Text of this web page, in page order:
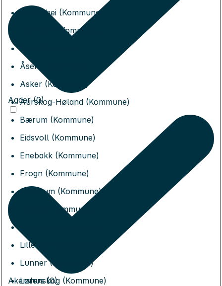
Vegårshei (Kommune)
Vennesla (Kommune)
Åseral (Kommune)
Asker (Kommune)
Aurskog-Høland (Kommune)
Bærum (Kommune)
Eidsvoll (Kommune)
Enebakk (Kommune)
Frogn (Kommune)
Gjerdrum (Kommune)
Hurdal (Kommune)
Lillestrøm (Kommune)
Lunner (Kommune)
Lørenskog (Kommune)
Agder (0)
Akershus (0)